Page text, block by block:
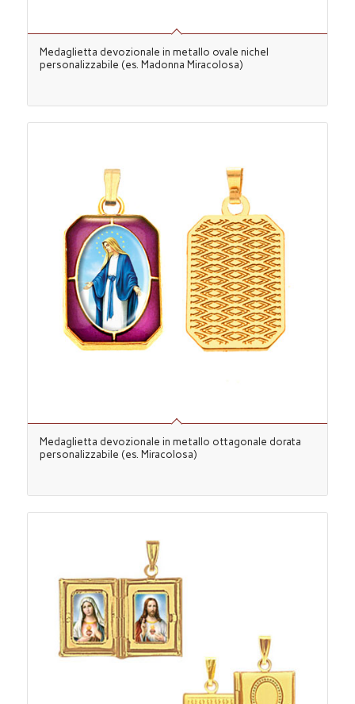
Medaglietta devozionale in metallo ovale nichel
personalizzabile (es. Madonna Miracolosa)
Medaglietta devozionale in metallo ottagonale dorata
personalizzabile (es. Miracolosa)